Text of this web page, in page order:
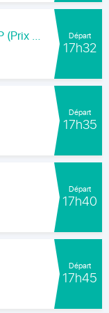
Prix des Structures Accreditées ADDP (Prix Léon Carabin) Départ
17h32
Départ
17h35
Départ
17h40
Départ
17h45